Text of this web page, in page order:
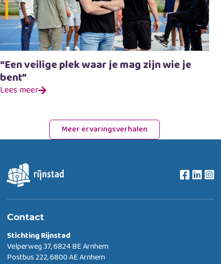
“Een veilige plek waar je mag zijn wie je
bent”
Lees meer
Meer ervaringsverhalen
Contact
Stichting Rijnstad
Velperweg 37, 6824 BE Arnhem
Postbus 222, 6800 AE Arnhem